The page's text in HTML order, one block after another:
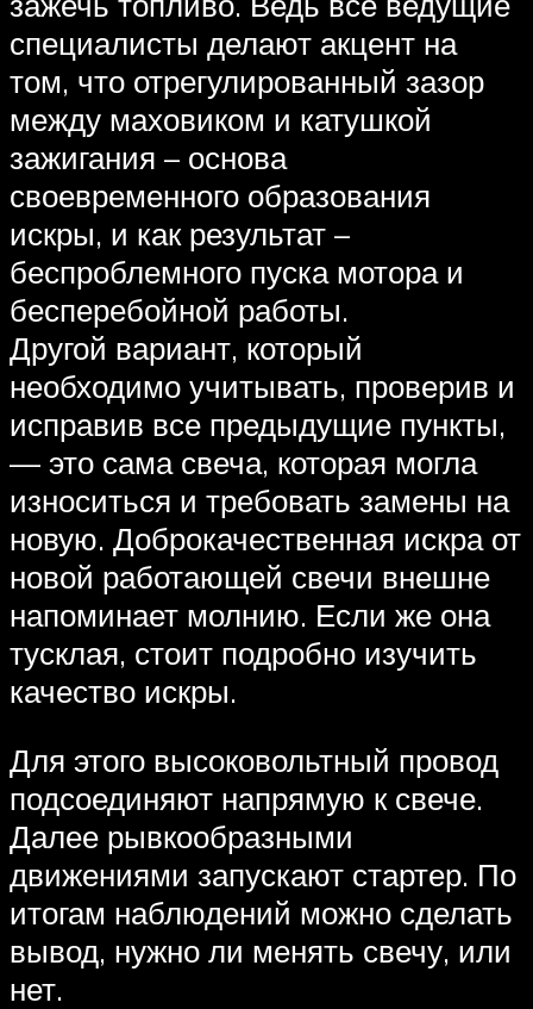
специалисты делают акцент на
том, что отрегулированный зазор
между маховиком и катушкой
зажигания – основа
своевременного образования
искры, и как результат –
беспроблемного пуска мотора и
бесперебойной работы.
Другой вариант, который
необходимо учитывать, проверив и
исправив все предыдущие пункты,
— это сама свеча, которая могла
износиться и требовать замены на
новую. Доброкачественная искра от
новой работающей свечи внешне
напоминает молнию. Если же она
тусклая, стоит подробно изучить
качество искры.
Для этого высоковольтный провод
подсоединяют напрямую к свече.
Далее рывкообразными
движениями запускают стартер. По
итогам наблюдений можно сделать
вывод, нужно ли менять свечу, или
нет.